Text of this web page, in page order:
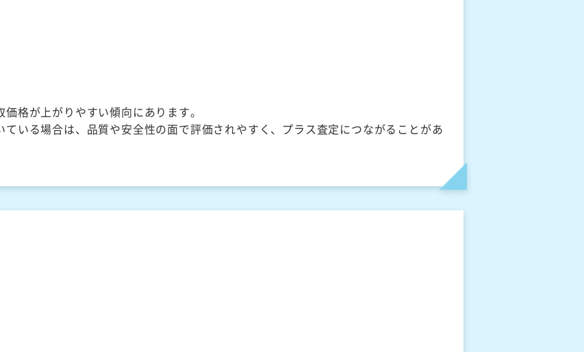
格が上がりやすい傾向にあります。
いる場合は、品質や安全性の面で評価されやすく、プラス査定につながることがあ